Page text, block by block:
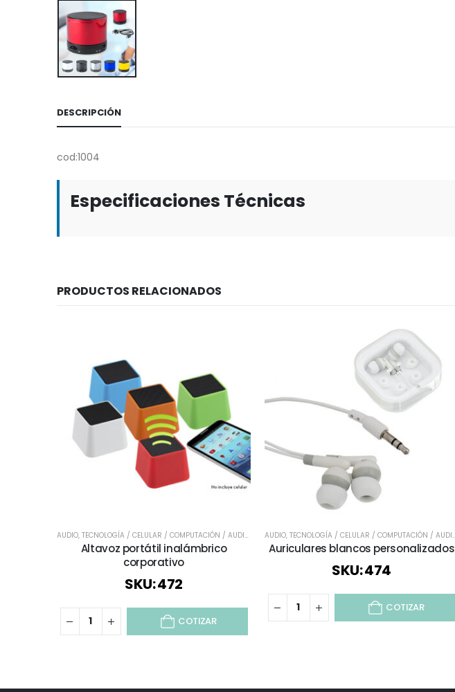
DESCRIPCIÓN
cod:1004
Especificaciones Técnicas
PRODUCTOS RELACIONADOS
AUDIO, TECNOLOGÍA / CELULAR / COMPUTACIÓN / AUDIO TODOS
Altavoz portátil inalámbrico
corporativo
SKU: 472
COTIZAR
AUDIO, TECNOLOGÍA / CELULAR / COMPUTACIÓN / AUDIO
Auriculares blancos personalizados
SKU: 474
COTIZAR